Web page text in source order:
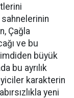
Çağla
ve bu
büyük
bu ayrılık
karakterin
yeni